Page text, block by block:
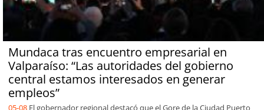
Mundaca tras encuentro empresarial en
Valparaíso: “Las autoridades del gobierno
central estamos interesados en generar
empleos”
05-08 El gobernador regional destacó que el Gore de la Ciudad Puerto